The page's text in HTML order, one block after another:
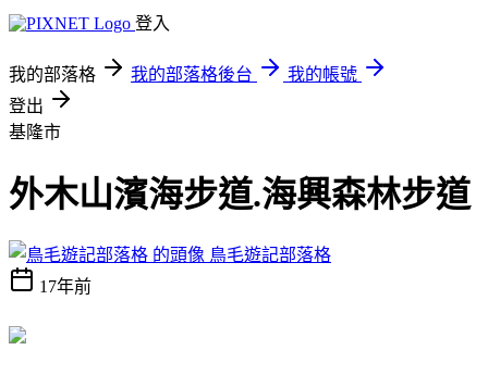
登入
我的部落格 我的部落格後台
我的帳號
登出
基隆市
外木山濱海步道.海興森林步道
鳥毛遊記部落格
17年前